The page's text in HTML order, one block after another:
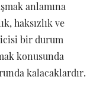
anlamına
haksızlık ve
bir durum
konusunda
kalacaklardır.